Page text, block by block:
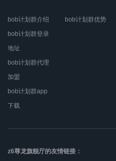
bob计划群介绍
bob计划群登录
地址
bob计划群代理
加盟
bob计划群app
下载
bob计划群优势
z6尊龙旗舰厅的友情链接：